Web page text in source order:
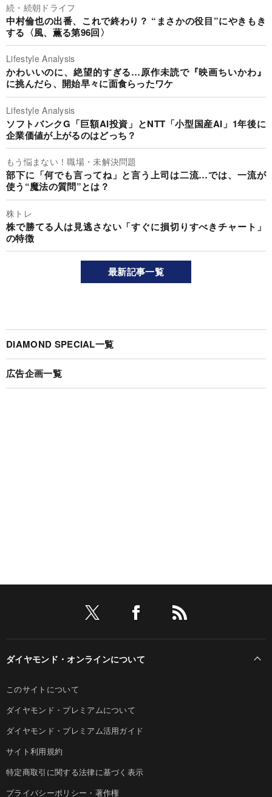
続・続朝ドライフ
中村倫也の出番、これで終わり？ “まさかの役目”にやきもき
する〈風、薫る第96回〉
Lifestyle Analysis
かわいいのに、絶望的すぎる…原作未読で『映画ちいかわ』
に挑んだら、開始早々に面食らったワケ
Lifestyle Analysis
ソフトバンクG「巨額AI投資」とNTT「小型国産AI」1年後に
企業価値が上がるのはどっち？
もう悩まない！職場・未解決問題
部下に「何でも言ってね」と言う上司は二流…では、一流が
使う“魔法の質問”とは？
株トレ
株で勝てる人は見逃さない「すぐに損切りすべきチャート」
の特徴
最新記事一覧
DIAMOND SPECIAL一覧
広告企画一覧
ダイヤモンド・オンラインについて
このサイトについて
ダイヤモンド・プレミアムについて
ダイヤモンド・プレミアム活用ガイド
サイト利用規約
特定商取引に関する法律に基づく表示
プライバシーポリシー・著作権